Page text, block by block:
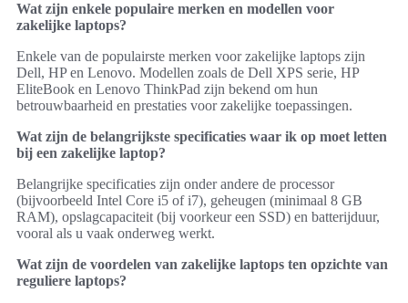
Wat zijn enkele populaire merken en modellen voor
zakelijke laptops?
Enkele van de populairste merken voor zakelijke laptops zijn
Dell, HP en Lenovo. Modellen zoals de Dell XPS serie, HP
EliteBook en Lenovo ThinkPad zijn bekend om hun
betrouwbaarheid en prestaties voor zakelijke toepassingen.
Wat zijn de belangrijkste specificaties waar ik op moet letten
bij een zakelijke laptop?
Belangrijke specificaties zijn onder andere de processor
(bijvoorbeeld Intel Core i5 of i7), geheugen (minimaal 8 GB
RAM), opslagcapaciteit (bij voorkeur een SSD) en batterijduur,
vooral als u vaak onderweg werkt.
Wat zijn de voordelen van zakelijke laptops ten opzichte van
reguliere laptops?